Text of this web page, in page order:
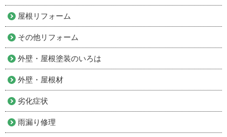
屋根リフォーム
その他リフォーム
外壁・屋根塗装のいろは
外壁・屋根材
劣化症状
雨漏り修理